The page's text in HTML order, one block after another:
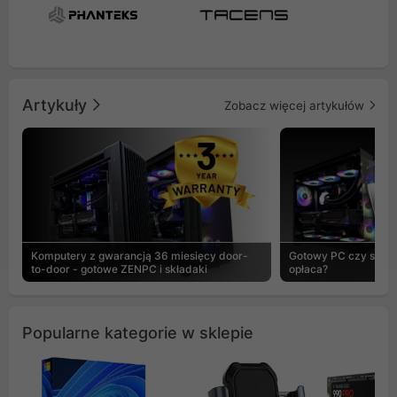
Artykuły Zobacz więcej artykułów
Komputery z gwarancją 36 miesięcy door-
to-door - gotowe ZENPC i składaki
Gotowy PC czy
opłaca?
Popularne kategorie w sklepie